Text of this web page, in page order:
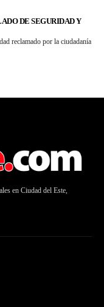
DE SEGURIDAD Y
reclamado por la ciudadanía
en Ciudad del Este,